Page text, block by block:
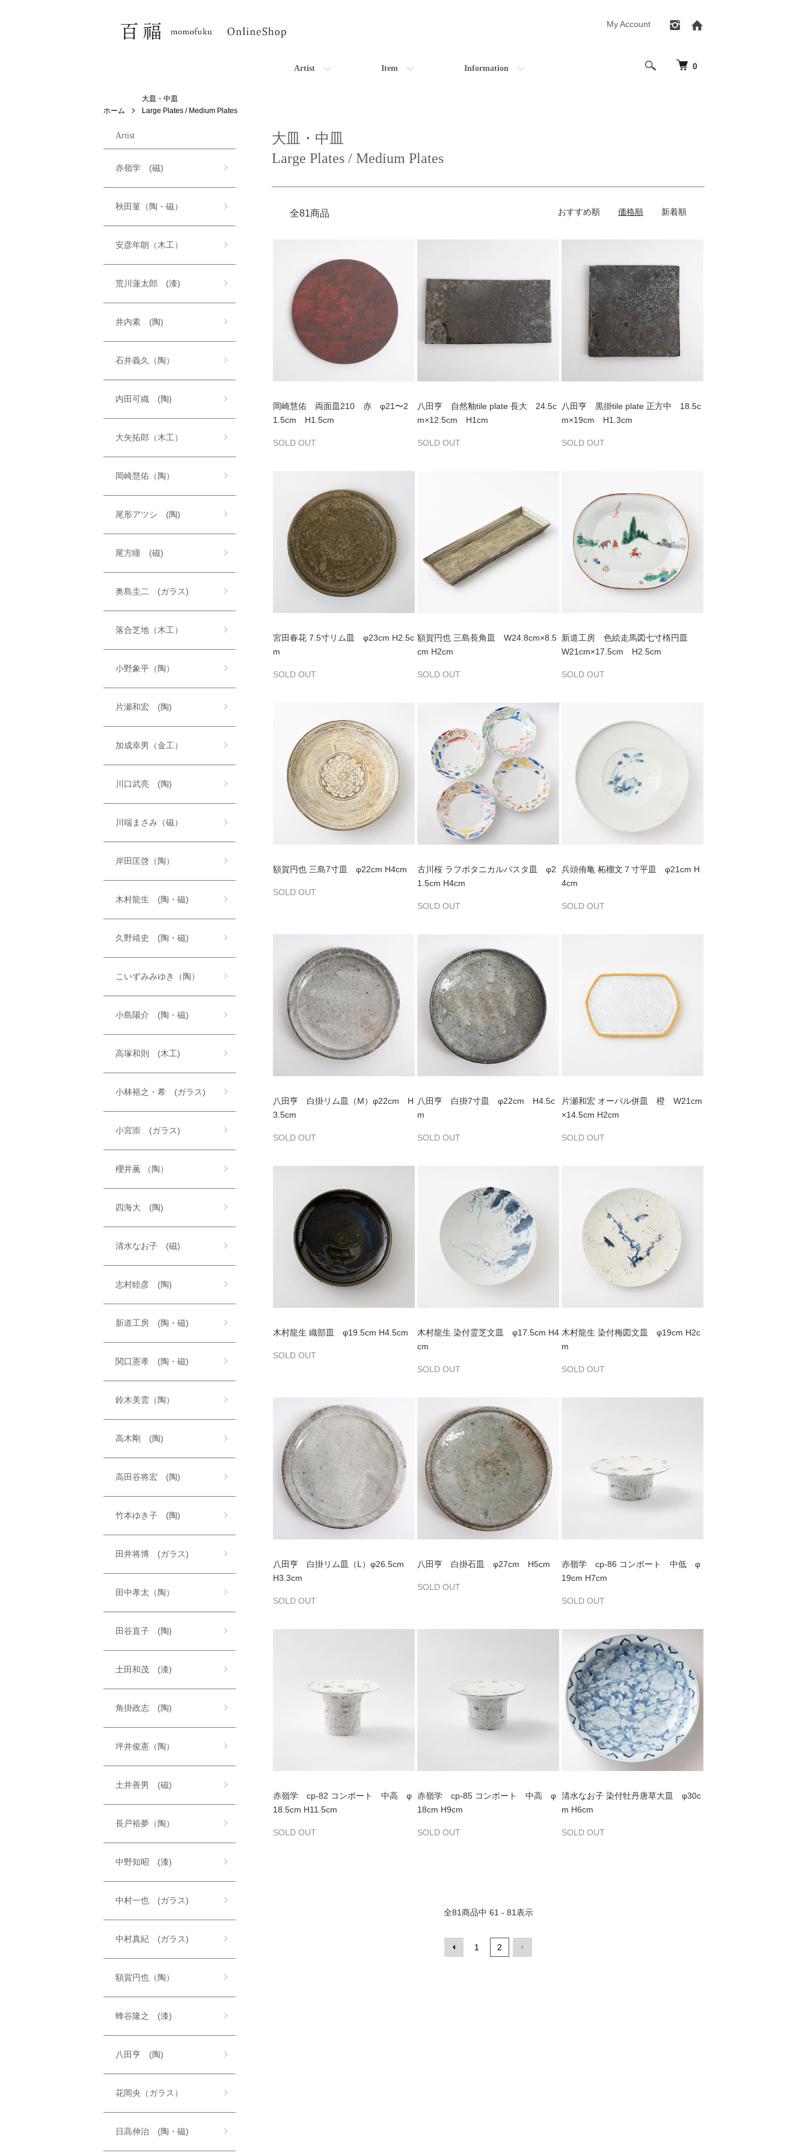
0
Artist Item Information
My Account
ホーム
大皿・中皿
Large Plates / Medium Plates
大皿・中皿
Large Plates / Medium Plates
全81商品 おすすめ順 価格順 新着順
岡崎慧佑 両面皿210 赤 φ21〜2
1.5cm H1.5cm
SOLD OUT
八田亨 自然釉tile plate 長大 24.5c
m×12.5cm H1cm
SOLD OUT
八田亨 黒掛tile plate 正方中 18.5c
m×19cm H1.3cm
SOLD OUT
宮田春花 7.5寸リム皿 φ23cm H2.5c
m
SOLD OUT
額賀円也 三島長角皿 W24.8cm×8.5
cm H2cm
SOLD OUT
新道工房 色絵走馬図七寸楕円皿
W21cm×17.5cm H2.5cm
SOLD OUT
額賀円也 三島7寸皿 φ22cm H4cm
SOLD OUT
古川桜 ラフボタニカルパスタ皿 φ2
1.5cm H4cm
SOLD OUT
兵頭侑亀 柘榴文７寸平皿 φ21cm H
4cm
SOLD OUT
八田亨 白掛リム皿（M）φ22cm H
3.5cm
SOLD OUT
八田亨 白掛7寸皿 φ22cm H4.5c
m
SOLD OUT
片瀬和宏 オーバル併皿 橙 W21cm
×14.5cm H2cm
SOLD OUT
木村龍生 織部皿 φ19.5cm H4.5cm
SOLD OUT
木村龍生 染付霊芝文皿 φ17.5cm H4
cm
SOLD OUT
木村龍生 染付梅図文皿 φ19cm H2c
m
SOLD OUT
八田亨 白掛リム皿（L）φ26.5cm
H3.3cm
SOLD OUT
八田亨 白掛石皿 φ27cm H5cm
SOLD OUT
赤嶺学 cp-86 コンポート 中低 φ
19cm H7cm
SOLD OUT
赤嶺学 cp-82 コンポート 中高 φ
18.5cm H11.5cm
SOLD OUT
赤嶺学 cp-85 コンポート 中高 φ
18cm H9cm
SOLD OUT
清水なお子 染付牡丹唐草大皿 φ30c
m H6cm
SOLD OUT
全81商品中 61 - 81表示
1 2
Artist
赤嶺学 (磁)
秋田菫（陶・磁）
安彦年朗（木工）
荒川蓮太郎 (漆)
井内素 (陶)
石井義久（陶）
内田可織 (陶)
大矢拓郎（木工）
岡崎慧佑（陶）
尾形アツシ (陶)
尾方瞳 (磁)
奥島圭二 (ガラス)
落合芝地（木工）
小野象平（陶）
片瀬和宏 (陶)
加成幸男（金工）
川口武亮 (陶)
川端まさみ（磁）
岸田匡啓（陶）
木村龍生 (陶・磁)
久野靖史 (陶・磁)
こいずみみゆき（陶）
小島陽介 (陶・磁)
高塚和則 (木工)
小林裕之・希 (ガラス)
小宮崇 (ガラス)
櫻井薫 （陶）
四海大 (陶)
清水なお子 (磁)
志村睦彦 (陶)
新道工房 (陶・磁)
関口憲孝 (陶・磁)
鈴木美雲（陶）
高木剛 (陶)
高田谷将宏 (陶)
竹本ゆき子 (陶)
田井将博 (ガラス)
田中孝太（陶）
田谷直子 (陶)
土田和茂 (漆)
角掛政志 (陶)
坪井俊憲（陶）
土井善男 (磁)
長戸裕夢（陶）
中野知昭 (漆)
中村一也 (ガラス)
中村真紀 (ガラス)
額賀円也（陶）
蜂谷隆之 (漆)
八田亨 (陶)
花岡央（ガラス）
日高伸治 (陶・磁)